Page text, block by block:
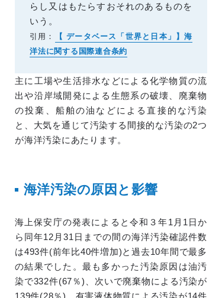
らし又はもたらすおそれのあるものを
いう。
引用：
【 データベース「世界と日本」】海
洋法に関する国際連合条約
主に工場や生活排水などによる化学物質の流
出や沿岸域開発による生態系の破壊、廃棄物
の投棄、船舶の油などによる直接的な汚染
と、大気を通じて汚染する間接的な汚染の2つ
が海洋汚染にあたります。
海洋汚染の原因と影響
海上保安庁の発表によると令和３年1月1日か
ら同年12月31日までの間の海洋汚染確認件数
は493件(前年比40件増加)と過去10年間で最多
の結果でした。最も多かった汚染原因は油汚
染で332件(67％)、次いで廃棄物による汚染が
139件(28％)、有害液体物質による汚染が14件